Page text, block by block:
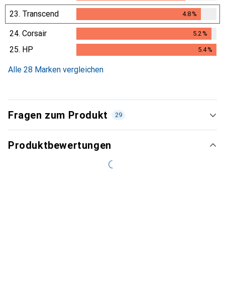
23. Transcend 4.8%
4.8%
24. Corsair 5.2%
5.2%
25. HP 5.4%
Alle 28 Marken vergleichen
Fragen zum Produkt 29
Produktbewertungen